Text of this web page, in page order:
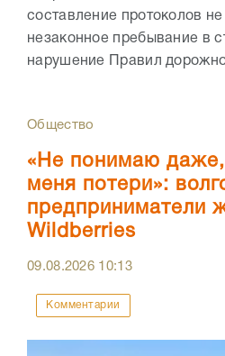
составление протоколов не
незаконное пребывание в
нарушение Правил
Общество
«Не понимаю даже,
меня потери»:
предприниматели
Wildberries
09.08.2026 10:13
Комментарии